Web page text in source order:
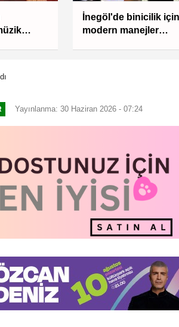
İnegöl'de binicilik için
modern manejler
Yayınlanma: 30 Haziran 2026 - 07:24